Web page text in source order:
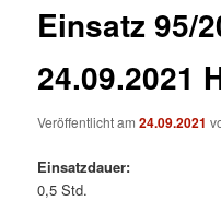
Einsatz 95/
24.09.2021
Veröffentlicht am24.09.2021
Einsatzdauer:
0,5 Std.